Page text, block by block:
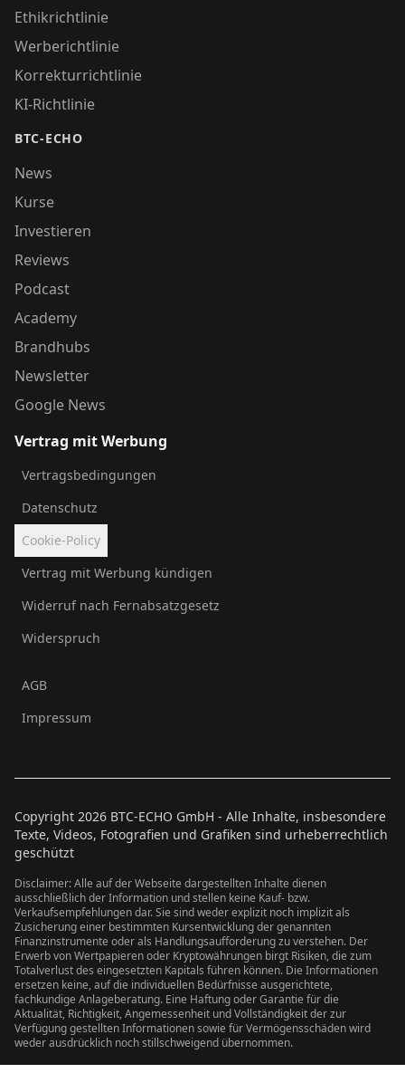
Ethikrichtlinie
Werberichtlinie
Korrekturrichtlinie
KI-Richtlinie
BTC-ECHO
News
Kurse
Investieren
Reviews
Podcast
Academy
Brandhubs
Newsletter
Google News
Vertrag mit Werbung
Vertragsbedingungen
Datenschutz
Cookie-Policy
Vertrag mit Werbung kündigen
Widerruf nach Fernabsatzgesetz
Widerspruch
AGB
Impressum
Copyright 2026 BTC-ECHO GmbH - Alle Inhalte, insbesondere
Texte, Videos, Fotografien und Grafiken sind urheberrechtlich
geschützt
Disclaimer: Alle auf der Webseite dargestellten Inhalte dienen
ausschließlich der Information und stellen keine Kauf- bzw.
Verkaufsempfehlungen dar. Sie sind weder explizit noch implizit als
Zusicherung einer bestimmten Kursentwicklung der genannten
Finanzinstrumente oder als Handlungsaufforderung zu verstehen. Der
Erwerb von Wertpapieren oder Kryptowährungen birgt Risiken, die zum
Totalverlust des eingesetzten Kapitals führen können. Die Informationen
ersetzen keine, auf die individuellen Bedürfnisse ausgerichtete,
fachkundige Anlageberatung. Eine Haftung oder Garantie für die
Aktualität, Richtigkeit, Angemessenheit und Vollständigkeit der zur
Verfügung gestellten Informationen sowie für Vermögensschäden wird
weder ausdrücklich noch stillschweigend übernommen.